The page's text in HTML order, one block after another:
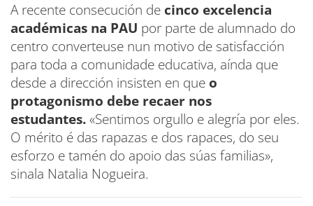
A recente consecución de cinco excelencia
académicas na PAU por parte de alumnado do
centro converteuse nun motivo de satisfacción
para toda a comunidade educativa, aínda que
desde a dirección insisten en que o
protagonismo debe recaer nos
estudantes.«Sentimos orgullo e alegría por eles.
O mérito é das rapazas e dos rapaces, do seu
esforzo e tamén do apoio das súas familias»,
sinala Natalia Nogueira.